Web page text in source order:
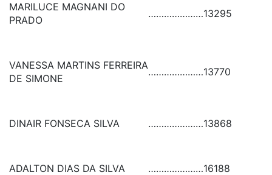
MARILUCE MAGNANI DO
PRADO
…………………13295
VANESSA MARTINS FERREIRA
DE SIMONE
…………………13770
DINAIR FONSECA SILVA …………………13868
ADALTON DIAS DA SILVA …………………16188